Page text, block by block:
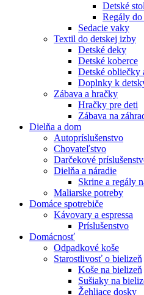
Detské
Regály
Sedacie vaky
Textil do detskej izby
Detské deky
Detské koberce
Detské obliečky
Doplnky k
Zábava a hračky
Hračky pre deti
Zábava na
Dielňa a dom
Autopríslušenstvo
Chovateľstvo
Darčekové
Dielňa a náradie
Skrine a regály
Maliarske potreby
Domáce spotrebiče
Kávovary a espressa
Príslušenstvo
Domácnosť
Odpadkové koše
Starostlivosť o bielizeň
Koše na bielizeň
Sušiaky na
Žehliace dosky